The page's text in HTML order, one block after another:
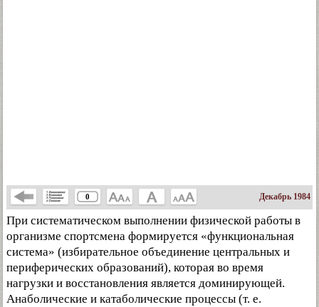
0 Декабрь 1984
При систематическом выполнении физической работы в
организме спортсмена формируется «функциональная
система» (избирательное объединение центральных и
периферических образований), которая во время
нагрузки и восстановления является доминирующей.
Анаболические и катаболические процессы (т. е.